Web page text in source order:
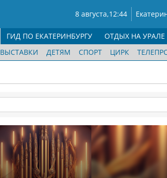
8 августа,12:44
ВЫСТАВКИ ДЕТЯМ СПОРТ ЦИРК
ГИД ПО ЕКАТЕРИНБУРГУ ОТДЫХ НА УРАЛЕ